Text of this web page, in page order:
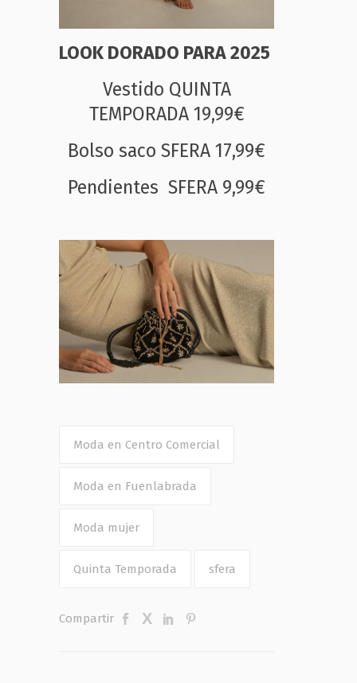
LOOK DORADO PARA 2025
Vestido QUINTA
TEMPORADA 19,99€
Bolso saco SFERA 17,99€
Pendientes SFERA 9,99€
Moda en Centro Comercial
Moda en Fuenlabrada
Moda mujer
Quinta Temporada sfera
Compartir